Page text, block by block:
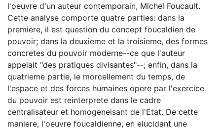
l'oeuvre d'un auteur contemporain, Michel Foucault.
Cette analyse comporte quatre parties: dans la
premiere, il est question du concept foucaldien de
pouvoir; dans la deuxieme et la troisieme, des formes
concretes du pouvoir moderne--ce que l'auteur
appelait "des pratiques divisantes"--; enfin, dans la
quatrieme partie, le morcellement du temps, de
l'espace et des forces humaines opere par l'exercice
du pouvoir est reinterprete dans le cadre
centralisateur et homogeneisant de l'Etat. De cette
maniere, l'oeuvre foucaldienne, en elucidant une